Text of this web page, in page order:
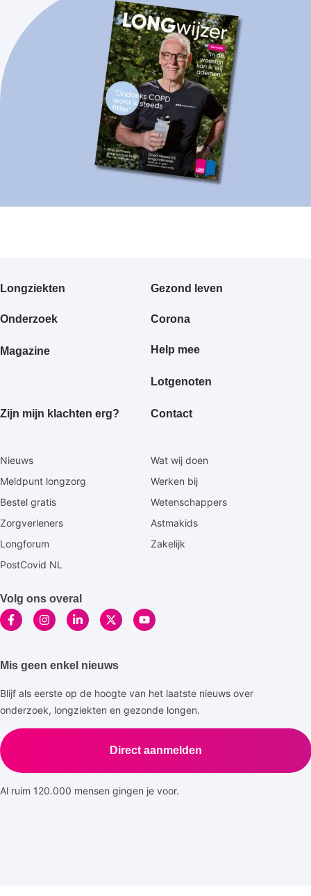
Primair
Longziekten Gezond leven
Onderzoek Corona
Magazine Help mee
Lotgenoten
Zijn mijn klachten erg? Contact
Secundaire
Nieuws
Wat wij doen
Meldpunt longzorg
Werken bij
Bestel gratis
Wetenschappers
Zorgverleners
Astmakids
Longforum
Zakelijk
PostCovid NL
Volg ons overal
Mis geen enkel nieuws
Blijf als eerste op de hoogte van het laatste nieuws over
onderzoek, longziekten en gezonde longen.
Direct aanmelden
Al ruim 120.000 mensen gingen je voor.